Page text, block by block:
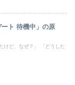
ト 待機中」の原
けど、なぜ？」 「どうした